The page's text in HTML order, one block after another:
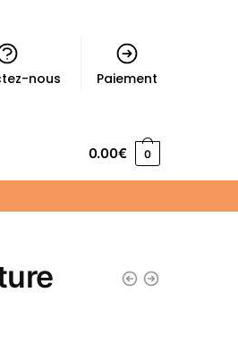
nous Paiement
0.00€ 0